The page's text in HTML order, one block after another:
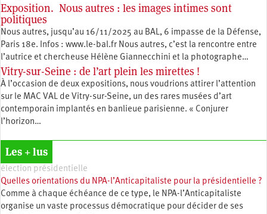
Exposition. Nous autres : les images intimes sont
politiques
Nous autres, jusqu’au 16/11/2025 au BAL, 6 impasse de la Défense,
Paris 18e. Infos : www.le-bal.fr Nous autres, c’est la rencontre entre
l’autrice et chercheuse Hélène Giannecchini et la photographe…
Vitry-sur-Seine : de l’art plein les mirettes !
À l’occasion de deux expositions, nous voudrions attirer l’attention
sur le MAC VAL de Vitry-sur-Seine, un des rares musées d’art
contemporain implantés en banlieue parisienne. « Conjurer
l’horizon…
Les + lus
élection présidentielle
Quelles orientations du NPA-l’Anticapitaliste pour la présidentielle ?
Comme à chaque échéance de ce type, le NPA-l’Anticapitaliste
organise un vaste processus démocratique pour décider de ses